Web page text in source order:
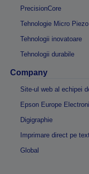
PrecisionCore
Tehnologie Micro Piezo
Tehnologii inovatoare
Tehnologii durabile
Company
Site-ul web al echipei
Epson Europe
Digigraphie
Imprimare direct pe
Global